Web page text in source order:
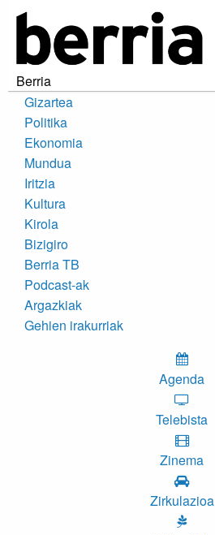
Berria
Gizartea
Politika
Ekonomia
Mundua
Iritzia
Kultura
Kirola
Bizigiro
Berria TB
Podcast-ak
Argazkiak
Gehien irakurriak
Agenda
Telebista
Zinema
Zirkulazioa